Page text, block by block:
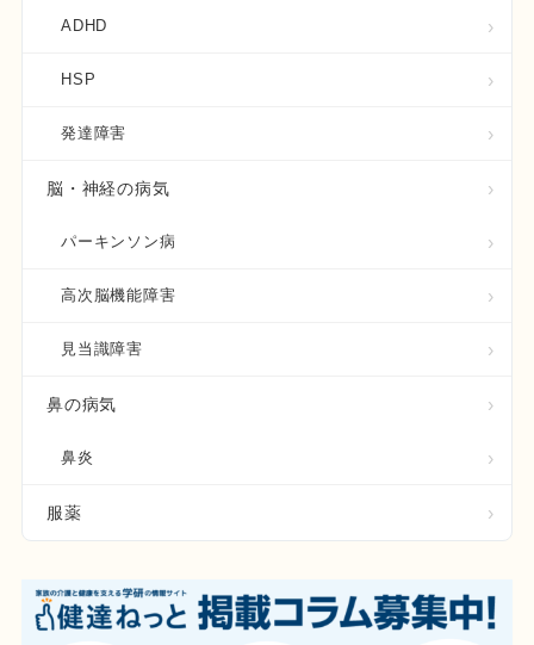
ADHD
HSP
発達障害
脳・神経の病気
パーキンソン病
高次脳機能障害
見当識障害
鼻の病気
鼻炎
服薬